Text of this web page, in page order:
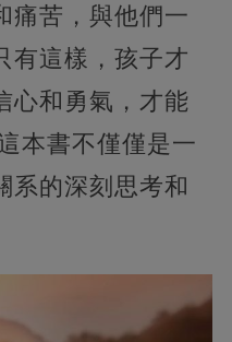
痛苦，與他們一
有這樣，孩子才
心和勇氣，才能
本書不僅僅是一
系的深刻思考和